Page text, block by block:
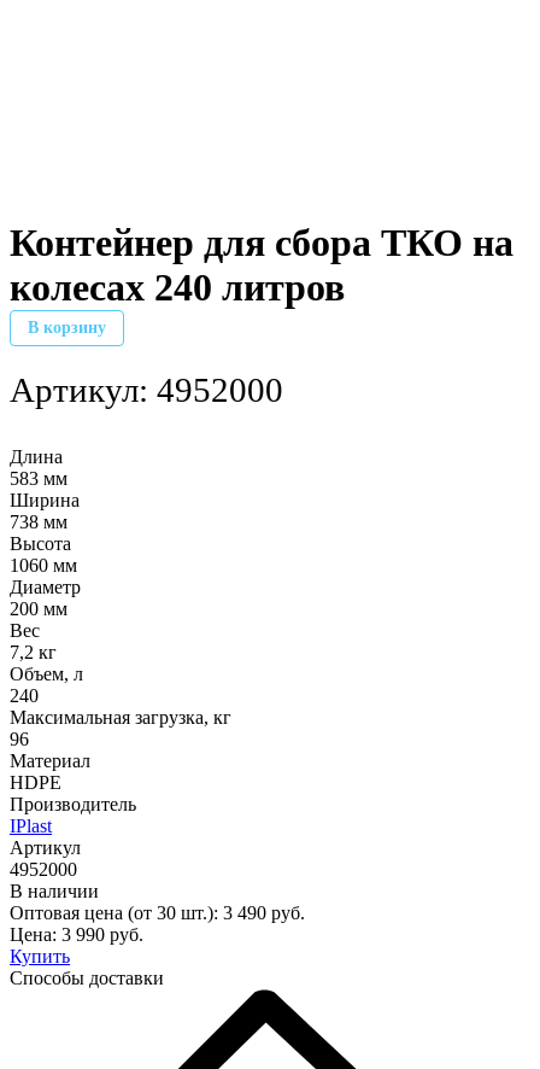
Контейнер для сбора ТКО на
колесах 240 литров
В корзину
Артикул: 4952000
Длина
583 мм
Ширина
738 мм
Высота
1060 мм
Диаметр
200 мм
Вес
7,2 кг
Объем, л
240
Максимальная загрузка, кг
96
Материал
HDPE
Производитель
IPlast
Артикул
4952000
В наличии
Оптовая цена (от 30 шт.): 3 490 руб.
Цена: 3 990 руб.
Купить
Способы доставки